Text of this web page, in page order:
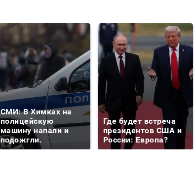
СМИ: В Химках на
полицейскую
машину напали и
подожгли.
Где будет встреча
президентов США и
России: Европа?